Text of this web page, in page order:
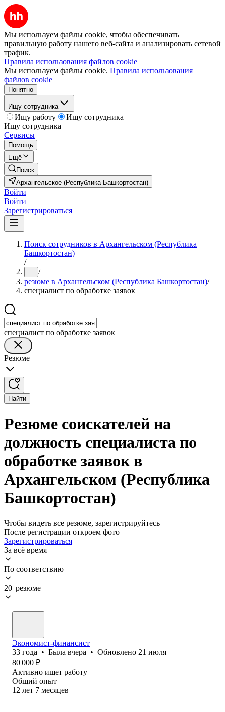
Мы используем файлы cookie, чтобы обеспечивать
правильную работу нашего веб-сайта и анализировать сетевой
трафик.
Правила использования файлов cookie
Мы используем файлы cookie. Правила использования
файлов cookie
Понятно
Ищу сотрудника
Ищу работу
Ищу сотрудника
Ищу сотрудника
Сервисы
Помощь
Ещё
Поиск
Архангельское (Республика Башкортостан)
Войти
Войти
Зарегистрироваться
Поиск сотрудников в Архангельском (Республика
Башкортостан)
/
... /
резюме в Архангельском (Республика Башкортостан)/
специалист по обработке заявок
специалист по обработке заявок
Резюме
Найти
Резюме соискателей на
должность специалиста по
обработке заявок в
Архангельском (Республика
Башкортостан)
Чтобы видеть все резюме, зарегистрируйтесь
После регистрации откроем фото
Зарегистрироваться
За всё время
По соответствию
20 резюме
Экономист-финансист
33 года • Была вчера • Обновлено 21 июля
80 000 ₽
Активно ищет работу
Общий опыт
12 лет 7 месяцев